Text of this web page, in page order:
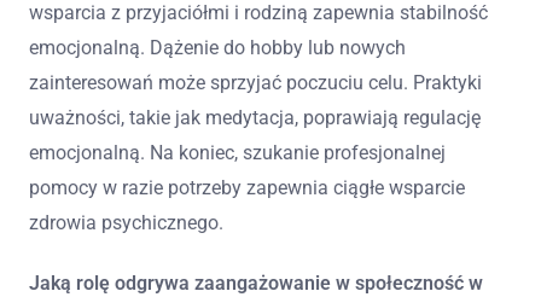
wsparcia z przyjaciółmi i rodziną zapewnia stabilność
emocjonalną. Dążenie do hobby lub nowych
zainteresowań może sprzyjać poczuciu celu. Praktyki
uważności, takie jak medytacja, poprawiają regulację
emocjonalną. Na koniec, szukanie profesjonalnej
pomocy w razie potrzeby zapewnia ciągłe wsparcie
zdrowia psychicznego.
Jaką rolę odgrywa zaangażowanie w społeczność w